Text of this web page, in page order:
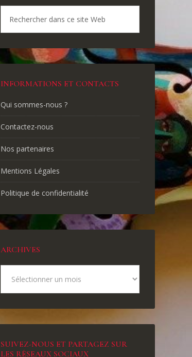
INFORMATIONS ET CONTACTS
Qui sommes-nous ?
Contactez-nous
Nos partenaires
Mentions Légales
Politique de confidentialité
ARCHIVES
SUIVEZ-NOUS ET PARTAGEZ SUR
LES RÉSEAUX SOCIAUX